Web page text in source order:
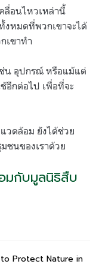
ลื่อนไหวเหล่านี้
งหมดที่พวกเขาจะได้
เขาทำ
น อุปกรณ์ หรือแม้แต่
อีกต่อไป เพื่อที่จะ
วดล้อม ยังได้ช่วย
ชนของเราด้วย
มกับมูลนิธิสืบ
to Protect Nature in